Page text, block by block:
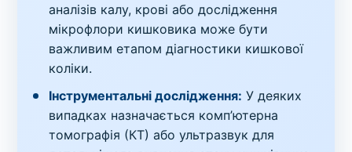
аналізів калу, крові або дослідження
мікрофлори кишковика може бути
важливим етапом діагностики кишкової
коліки.
Інструментальні дослідження: У деяких
випадках назначається комп’ютерна
томографія (КТ) або ультразвук для